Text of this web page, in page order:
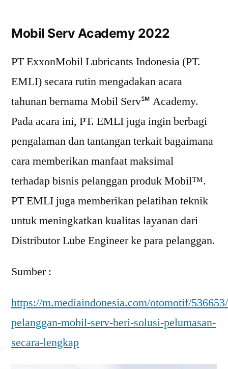
Mobil Serv Academy 2022
PT ExxonMobil Lubricants Indonesia (PT.
EMLI) secara rutin mengadakan acara
tahunan bernama Mobil Serv℠ Academy.
Pada acara ini, PT. EMLI juga ingin berbagi
pengalaman dan tantangan terkait bagaimana
cara memberikan manfaat maksimal
terhadap bisnis pelanggan produk Mobil™.
PT EMLI juga memberikan pelatihan teknik
untuk meningkatkan kualitas layanan dari
Distributor Lube Engineer ke para pelanggan.
Sumber :
https://m.mediaindonesia.com/otomotif/
pelanggan-mobil-serv-beri-solusi-pelumasan-
secara-lengkap